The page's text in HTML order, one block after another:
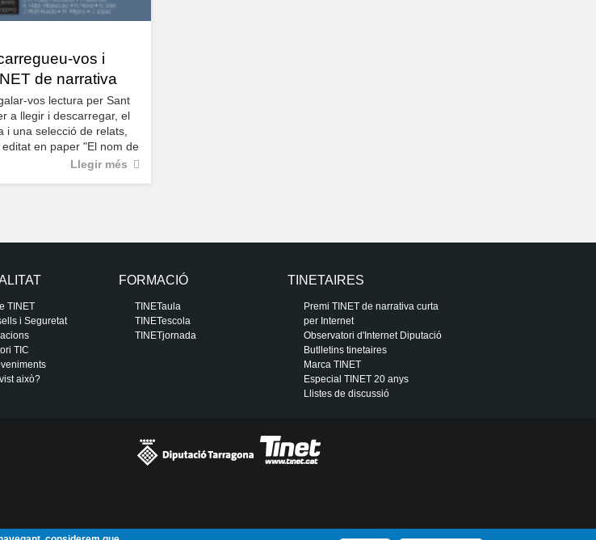
vos i
de narrativa
vos lectura per Sant
a llegir i descarregar, el
una selecció de relats,
en paper "El nom de
Llegir més
TINET
i Seguretat
TIC
això?
FORMACIÓ
TINETaula
TINETescola
TINETjornada
TINETAIRES
Premi TINET de narrativa curta
per Internet
Observatori d'Internet Diputació
Butlletins tinetaires
Marca TINET
Especial TINET 20 anys
Llistes de discussió